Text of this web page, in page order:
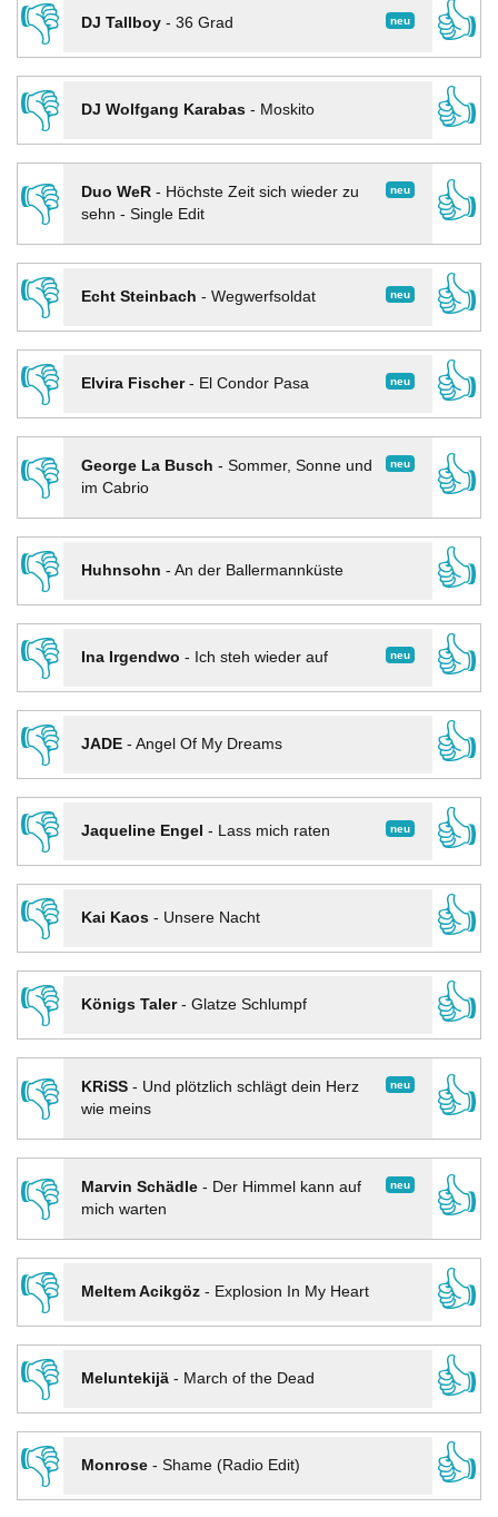
👎 neu
DJ Tallboy- 36 Grad
👍
👎
DJ Wolfgang Karabas- Moskito
👍
👎
neu
Duo WeR- Höchste Zeit sich wieder zu
sehn - Single Edit
👍
👎
neu
Echt Steinbach - Wegwerfsoldat
👍
👎
neu
Elvira Fischer- El Condor Pasa
👍
👎
neu
George La Busch - Sommer, Sonne und
im Cabrio
👍
👎
Huhnsohn - An der Ballermannküste
👍
👎
neu
Ina Irgendwo - Ich steh wieder auf
👍
👎
JADE- Angel Of My Dreams
👍
👎
neu
Jaqueline Engel - Lass mich raten
👍
👎
Kai Kaos- Unsere Nacht
👍
👎
Königs Taler- Glatze Schlumpf
👍
👎
neu
KRiSS- Und plötzlich schlägt dein Herz
wie meins
👍
👎 neu
Marvin Schädle- Der Himmel kann auf
mich warten
👍
👎
Meltem Acikgöz- Explosion In My Heart
👍
👎
Meluntekijä- March of the Dead
👍
👎
Monrose- Shame (Radio Edit)
👍